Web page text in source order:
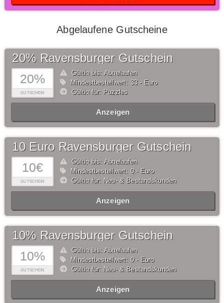
Abgelaufene Gutscheine
20%
GUTSCHEIN
20% Ravensburger Gutschein
Gültig bis: Abgelaufen
Mindestbestellwert: 33,- Euro
Gültig für: Puzzles
Anzeigen
10€
GUTSCHEIN
10 Euro Ravensburger Gutschein
Gültig bis: Abgelaufen
Mindestbestellwert: 0,- Euro
Gültig für: Neu- & Bestandskunden
Anzeigen
10%
GUTSCHEIN
10% Ravensburger Gutschein
Gültig bis: Abgelaufen
Mindestbestellwert: 0,- Euro
Gültig für: Neu- & Bestandskunden
Anzeigen